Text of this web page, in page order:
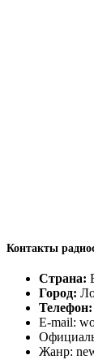
Контакты
Страна:
Город:
Телефон:
E-mail:
Жанр: